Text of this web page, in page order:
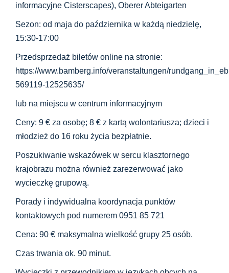
informacyjne Cisterscapes), Oberer Abteigarten
Sezon: od maja do października w każdą niedzielę,
15:30-17:00
Przedsprzedaż biletów online na stronie:
https://www.bamberg.info/veranstaltungen/
569119-12525635/
lub na miejscu w centrum informacyjnym
Ceny: 9 € za osobę; 8 € z kartą wolontariusza; dzieci i
młodzież do 16 roku życia bezpłatnie.
Poszukiwanie wskazówek w sercu klasztornego
krajobrazu można również zarezerwować jako
wycieczkę grupową.
Porady i indywidualna koordynacja punktów
kontaktowych pod numerem 0951 85 721
Cena: 90 € maksymalna wielkość grupy 25 osób.
Czas trwania ok. 90 minut.